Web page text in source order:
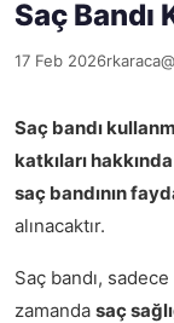
Saç Bandı
17 Feb 2026
Saç bandı
katkıları
saç bandının
alınacaktır.
Saç bandı,
zamanda saç